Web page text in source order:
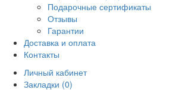
Подарочные сертификаты
Отзывы
Гарантии
Доставка и оплата
Контакты
Личный кабинет
Закладки (0)